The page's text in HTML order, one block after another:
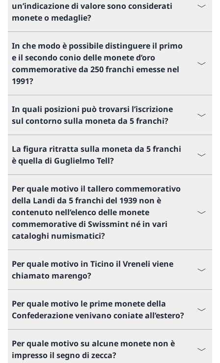
un’indicazione di valore sono considerati
monete o medaglie?
In che modo è possibile distinguere il primo
e il secondo conio delle monete d’oro
commemorative da 250 franchi emesse nel
1991?
In quali posizioni può trovarsi l’iscrizione
sul contorno sulla moneta da 5 franchi?
La figura ritratta sulla moneta da 5 franchi
è quella di Guglielmo Tell?
Per quale motivo il tallero commemorativo
della Landi da 5 franchi del 1939 non è
contenuto nell’elenco delle monete
commemorative di Swissmint né in vari
cataloghi numismatici?
Per quale motivo in Ticino il Vreneli viene
chiamato marengo?
Per quale motivo le prime monete della
Confederazione venivano coniate all’estero?
Per quale motivo su alcune monete non è
impresso il segno di zecca?